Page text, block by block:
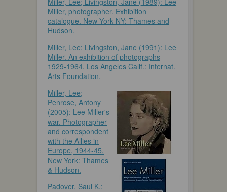
Miller, photographer. Exhibition
catalogue. New York NY: Thames and
Hudson.
Miller, Lee; Livingston, Jane (1991): Lee
Miller. An exhibition of photographs
1929-1964. Los Angeles Calif.: Internat.
Arts Foundation.
Miller, Lee;
Penrose, Antony
(2005): Lee Miller's
war. Photographer
and correspondent
with the Allies in
Europe, 1944-45.
New York: Thames
& Hudson.
Padover, Saul K.;